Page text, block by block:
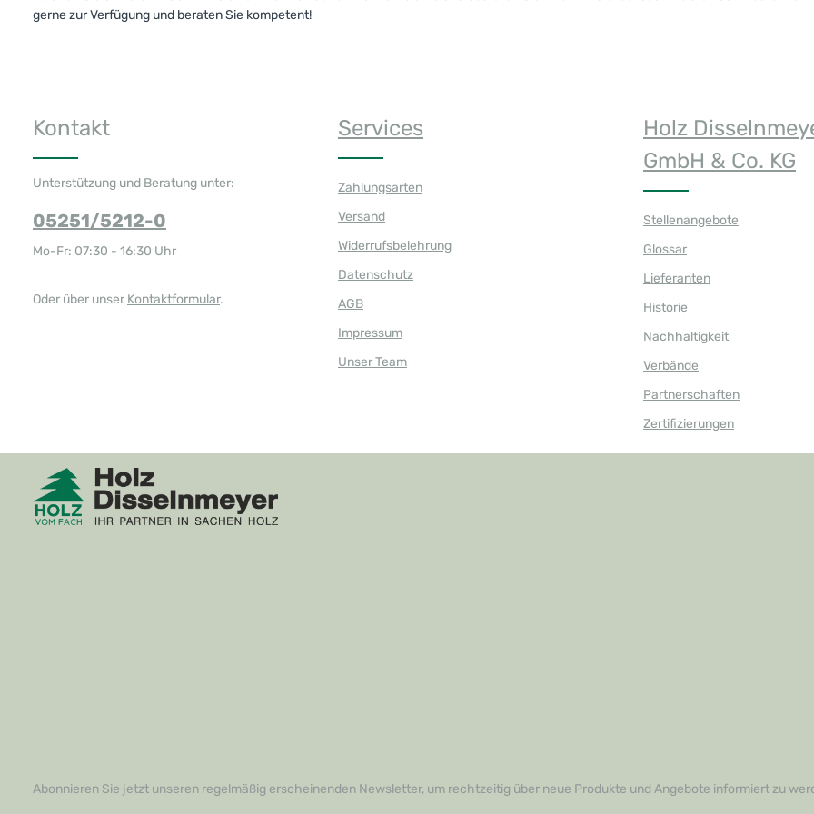
gerne zur Verfügung und beraten Sie kompetent!
Kontakt
Unterstützung und Beratung unter:
05251/5212-0
Mo-Fr: 07:30 - 16:30 Uhr
Oder über unser Kontaktformular.
Services
Zahlungsarten
Versand
Widerrufsbelehrung
Datenschutz
AGB
Impressum
Unser Team
Holz
GmbH & Co. KG
Stellenangebote
Glossar
Lieferanten
Historie
Nachhaltigkeit
Verbände
Partnerschaften
Zertifizierungen
Abonnieren Sie jetzt unseren regelmäßig erscheinenden Newsletter, um rechtzeitig über neue Produkte und Angebote informiert zu